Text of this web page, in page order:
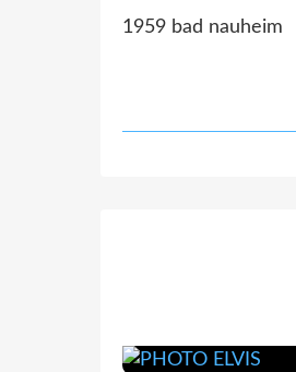
1959 bad nauheim